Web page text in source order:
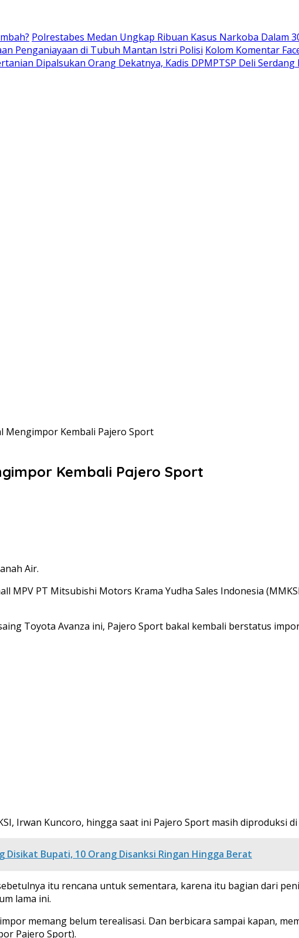
Polrestabes Medan Ungkap Ribuan Kasus Narkoba Dalam
Penganiayaan di Tubuh Mantan Istri Polisi Kolom Komentar
Dipalsukan Orang Dekatnya, Kadis DPMPTSP Deli
Mengimpor Kembali Pajero Sport
Kembali Pajero Sport
Air.
MPV PT Mitsubishi Motors Krama Yudha Sales Indonesia
Toyota Avanza ini, Pajero Sport bakal kembali berstatus
Irwan Kuncoro, hingga saat ini Pajero Sport masih diproduksi di
Disikat Bupati, 10 Orang Disanksi Ringan Hingga Berat
itu rencana untuk sementara, karena itu bagian dari
lama ini.
memang belum terealisasi. Dan berbicara sampai kapan,
Pajero Sport).